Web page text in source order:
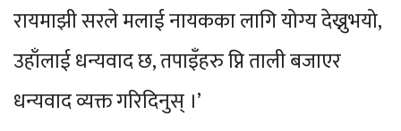
रायमाझी सरले मलाई नायकका लागि योग्य देख्नुभयो,
उहाँलाई धन्यवाद छ, तपाइँहरु प्नि ताली बजाएर
धन्यवाद व्यक्त गरिदिनुस् ।’